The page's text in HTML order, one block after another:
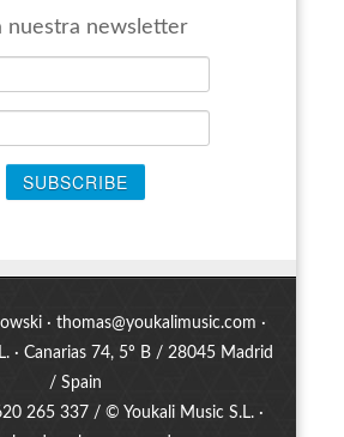
nuestra newsletter
· thomas@youkalimusic.com ·
· Canarias 74, 5º B / 28045 Madrid
/ Spain
265 337 / © Youkali Music S.L. ·